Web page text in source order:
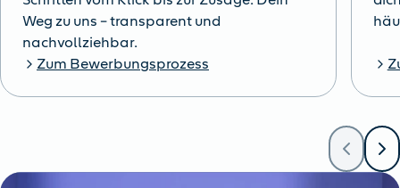
Weg zu uns – transparent und
nachvollziehbar.
Zum Bewerbungsprozess